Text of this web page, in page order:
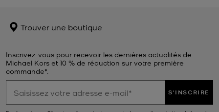
Trouver une boutique
Inscrivez-vous pour recevoir les dernières actualités de
Michael Kors et 10 % de réduction sur votre première
commande*.
S'INSCRIRE